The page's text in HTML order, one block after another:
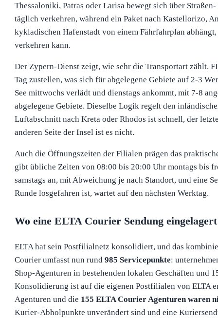
Thessaloniki, Patras oder Larisa bewegt sich über
täglich verkehren, während ein Paket nach Kastellorizo,
kykladischen Hafenstadt von einem Fährfahrplan
verkehren kann.
Der Zypern-Dienst zeigt, wie sehr die Transportart zählt.
Tag zustellen, was sich für abgelegene Gebiete auf 2-3
See mittwochs verlädt und dienstags ankommt, mit 7-8
abgelegene Gebiete. Dieselbe Logik regelt den
Luftabschnitt nach Kreta oder Rhodos ist schnell, der
anderen Seite der Insel ist es nicht.
Auch die Öffnungszeiten der Filialen prägen das
gibt übliche Zeiten von 08:00 bis 20:00 Uhr montags bis
samstags an, mit Abweichung je nach Standort, und eine
Runde losgefahren ist, wartet auf den nächsten Werktag.
Wo eine ELTA Courier Sendung
ELTA hat sein Postfilialnetz konsolidiert, und das
Courier umfasst nun rund 985 Servicepunkte:
Shop-Agenturen in bestehenden lokalen Geschäften und
Konsolidierung ist auf die eigenen Postfilialen von ELTA
Agenturen und die 155 ELTA Courier Agenturen waren
Kurier-Abholpunkte unverändert sind und eine